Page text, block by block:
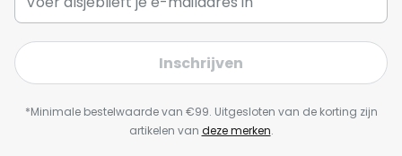
Inschrijven
*Minimale bestelwaarde van €99. Uitgesloten van de korting zijn
artikelen van deze merken.